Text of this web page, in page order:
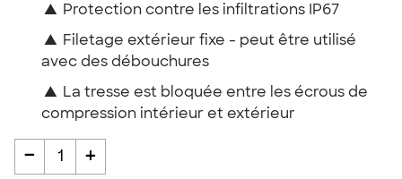
▲ Protection contre les infiltrations IP67
▲ Filetage extérieur fixe - peut être utilisé
avec des débouchures
▲ La tresse est bloquée entre les écrous de
compression intérieur et extérieur
- 1 +